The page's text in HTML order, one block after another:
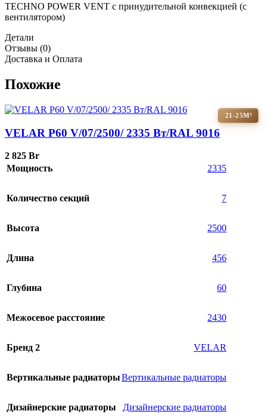
TECHNO POWER VENT с принудительной конвекцией (c
вентилятором)
Детали
Отзывы (0)
Доставка и Оплата
Похожие
21-25М²
VELAR P60 V/07/2500/ 2335 Bт/RAL 9016
2 825 Br
Мощность
2335
Количество секций 7
Высота 2500
Длина 456
Глубина 60
Межосевое расстояние 2430
Бренд 2 VELAR
Вертикальные радиаторыВертикальные радиаторы
Дизайнерские радиаторы Дизайнерские радиаторы